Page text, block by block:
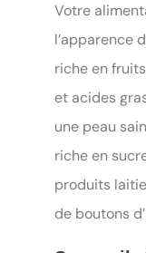
Votre
l’apparence
riche en
et acides
une peau
riche en
produits
de boutons